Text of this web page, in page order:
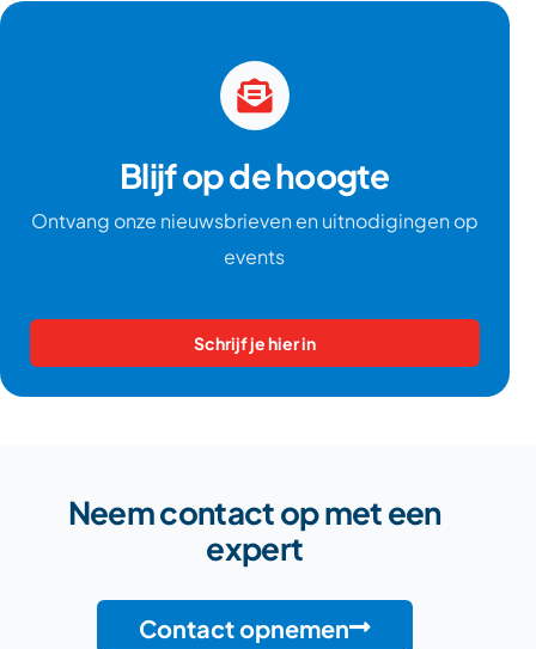
Blijf op de hoogte
Ontvang onze nieuwsbrieven en uitnodigingen op
events
Schrijf je hier in
Neem contact op met een
expert
Contact opnemen